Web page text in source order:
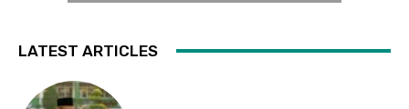
LATEST ARTICLES